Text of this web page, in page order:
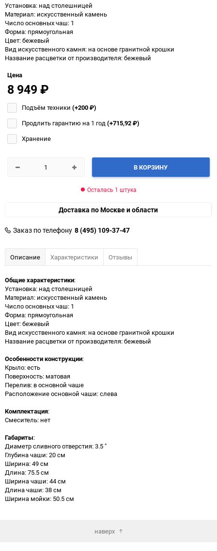
Установка: над столешницей
Материал: искусственный камень
Число основных чаш: 1
Форма: прямоугольная
Цвет: бежевый
Вид искусственного камня: на основе гранитной крошки
Название расцветки от производителя: бежевый
Цена
8 949 ₽
Подъём техники (+200₽)
Продлить гарантию на 1 год(+715,92₽)
Хранение
В КОРЗИНУ
Осталась 1 штука
Доставка по Москве и области
Заказ по телефону 8 (495) 109-37-47
Описание Характеристики Отзывы
Общие характеристики:
Установка: над столешницей
Материал: искусственный камень
Число основных чаш: 1
Форма: прямоугольная
Цвет: бежевый
Вид искусственного камня: на основе гранитной крошки
Название расцветки от производителя: бежевый
Особенности конструкции:
Крыло: есть
Поверхность: матовая
Перелив: в основной чаше
Расположение основной чаши: слева
Комплектация:
Смеситель: нет
Габариты:
Диаметр сливного отверстия: 3.5 "
Глубина чаши: 20 см
Ширина: 49 см
Длина: 75.5 см
Ширина чаши: 44 см
Длина чаши: 38 см
Ширина мойки: 50.5 см
наверх